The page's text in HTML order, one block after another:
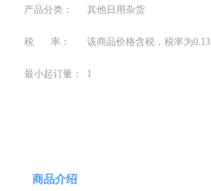
产品分类： 其他日用杂货
税 率： 该商品价格含税，税率为0.13
最小起订量： 1
商品介绍